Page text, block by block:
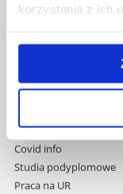
korzystania z ich
nawigację
przejdź
do
treści
Mapa serwisu
Wydawnictwo
Covid info
Studia podyplomowe
Praca na UR